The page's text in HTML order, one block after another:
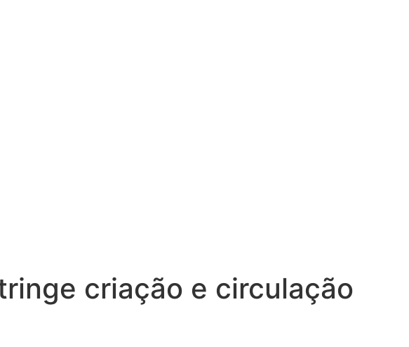
criação e circulação